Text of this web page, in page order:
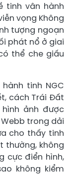
tinh vân hành
vọng Không
tượng ngoạn
phát nổ ở giai
thể che giấu
tinh NGC
cách Trái Đất
ảnh được
trong dải
cho thấy tinh
thường, không
cực điển hình,
không kiểm